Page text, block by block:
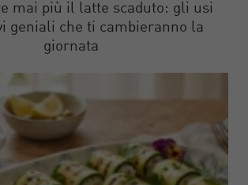
mai più il latte scaduto: gli usi
geniali che ti cambieranno la
giornata